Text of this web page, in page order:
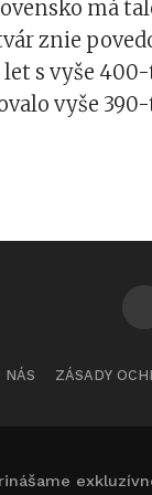
má
znie
s vyše
vyše
NÁS ZÁSADY